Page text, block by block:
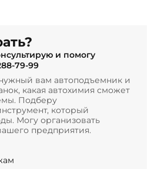
и помогу
79-99
вам автоподъемник и
какая автохимия сможет
Подберу
который
Могу организовать
предприятия.